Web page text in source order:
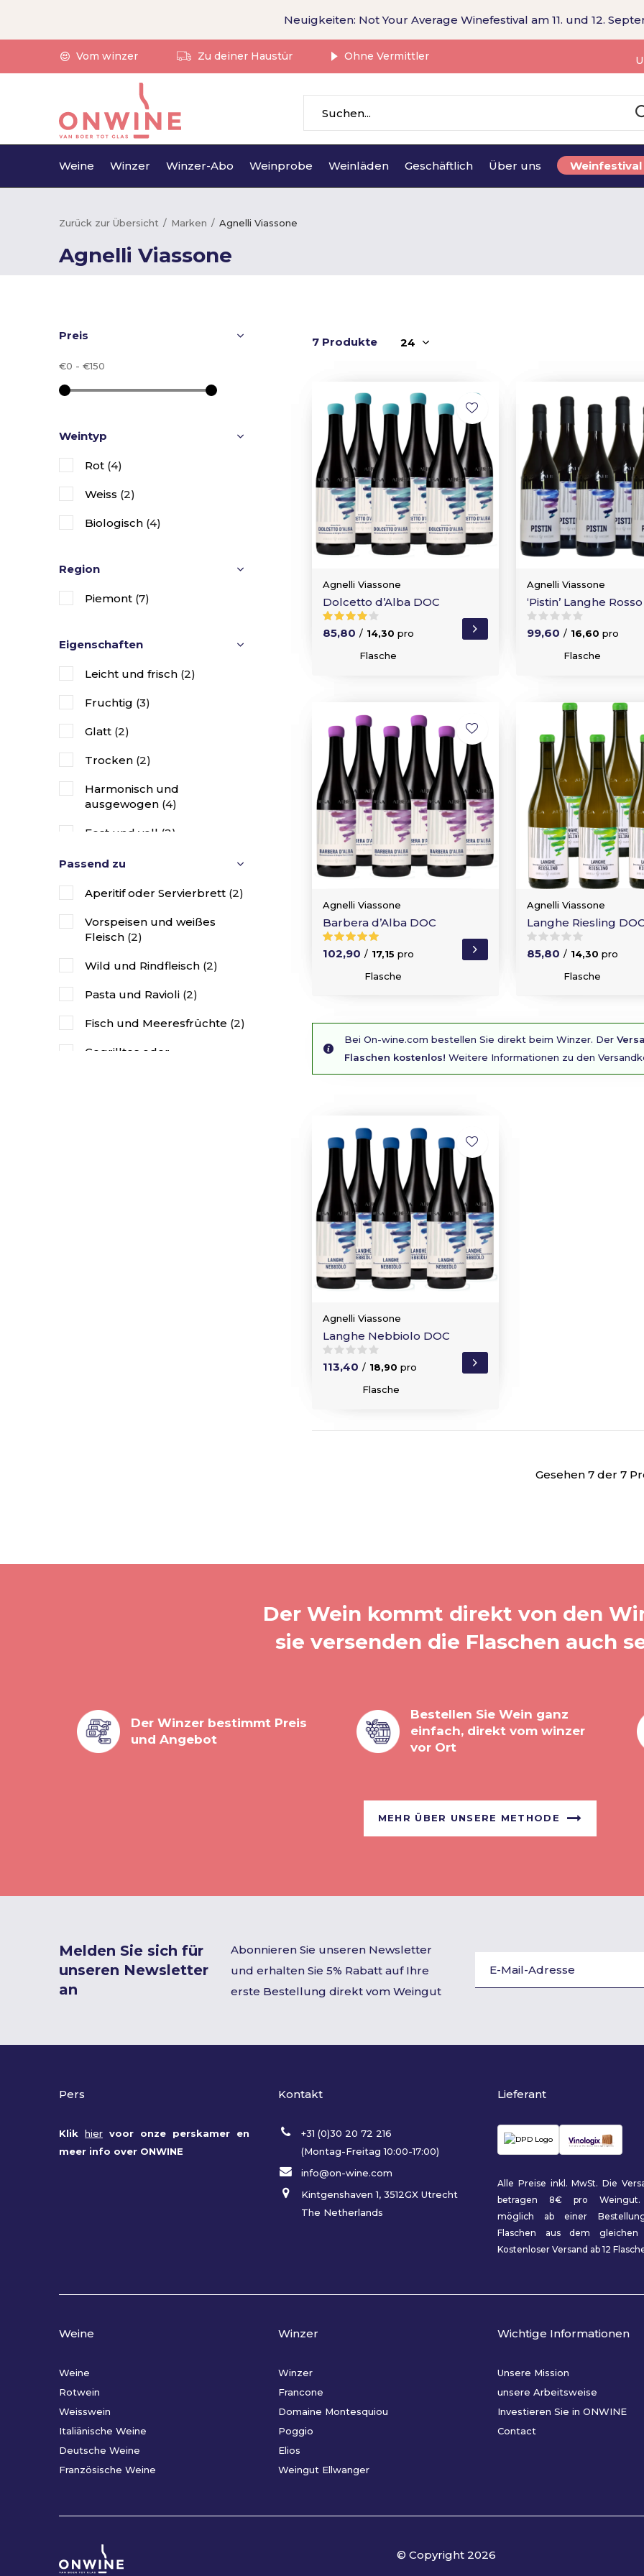
Weine Winzer Winzer-Abo Weinprobe Weinläden Geschäftlich Über uns Weinfestival
Vom winzer Zu deiner Haustür Ohne Vermittler
Neuigkeiten: Not Your Average Winefestival am 11. und 12.
Zurück zur Übersicht Marken Agnelli Viassone
Agnelli Viassone
7 Produkte
Agnelli Viassone
Dolcetto d’Alba DOC
85,80 / 14,30 pro
Flasche
Agnelli Viassone
‘Pistin’ Langhe Rosso
99,60 / 16,60 pro
Flasche
Agnelli Viassone
Barbera d’Alba DOC
102,90 / 17,15 pro
Flasche
Agnelli Viassone
Langhe Riesling DOC
85,80 / 14,30 pro
Flasche
Bei On-wine.com bestellen Sie direkt beim Winzer. Der
Flaschen kostenlos! Weitere Informationen zu den
Agnelli Viassone
Langhe Nebbiolo DOC
113,40 / 18,90 pro
Flasche
Gesehen 7 der 7
Preis
€0 - €150
Weintyp
Rot (4)
Weiss (2)
Biologisch (4)
Region
Piemont (7)
Eigenschaften
Leicht und frisch (2)
Fruchtig (3)
Glatt (2)
Trocken (2)
Harmonisch und
ausgewogen (4)
Fest und voll (2)
Leistungsstark und
Passend zu
Aperitif oder Servierbrett (2)
Vorspeisen und weißes
Fleisch (2)
Wild und Rindfleisch (2)
Pasta und Ravioli (2)
Fisch und Meeresfrüchte (2)
Gegrilltes oder
Der Wein kommt direkt von den
sie versenden die Flaschen auch
Der Winzer bestimmt Preis
und Angebot
Bestellen Sie Wein ganz
einfach, direkt vom winzer
vor Ort
MEHR ÜBER UNSERE METHODE
Melden Sie sich für
unseren Newsletter
an
Abonnieren Sie unseren Newsletter
und erhalten Sie 5% Rabatt auf Ihre
erste Bestellung direkt vom Weingut
Pers
Klik hier voor onze perskamer en
meer info over ONWINE
Kontakt
+31 (0)30 20 72 216
(Montag-Freitag 10:00-17:00)
info@on-wine.com
Kintgenshaven 1, 3512GX Utrecht
The Netherlands
Lieferant
Alle Preise inkl. MwSt. Die
betragen 8€ pro Weingut.
möglich ab einer
Flaschen aus dem gleichen
Kostenloser Versand ab 12
Weine
Weine
Rotwein
Weisswein
Italiänische Weine
Deutsche Weine
Französische Weine
Winzer
Winzer
Francone
Domaine Montesquiou
Poggio
Elios
Weingut Ellwanger
Wichtige Informationen
Unsere Mission
unsere Arbeitsweise
Investieren Sie in ONWINE
Contact
© Copyright 2026